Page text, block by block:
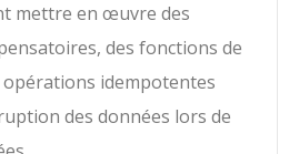
mettre en œuvre des
des fonctions de
idempotentes
des données lors de